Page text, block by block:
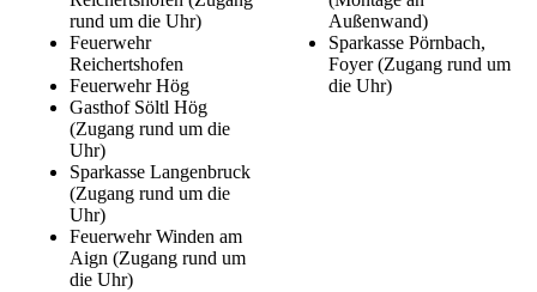
rund um die Uhr)
Feuerwehr
Reichertshofen
Feuerwehr Hög
Gasthof Söltl Hög
(Zugang rund um die
Uhr)
Sparkasse Langenbruck
(Zugang rund um die
Uhr)
Feuerwehr Winden am
Aign (Zugang rund um
die Uhr)
Außenwand)
Sparkasse Pörnbach,
Foyer (Zugang rund um
die Uhr)